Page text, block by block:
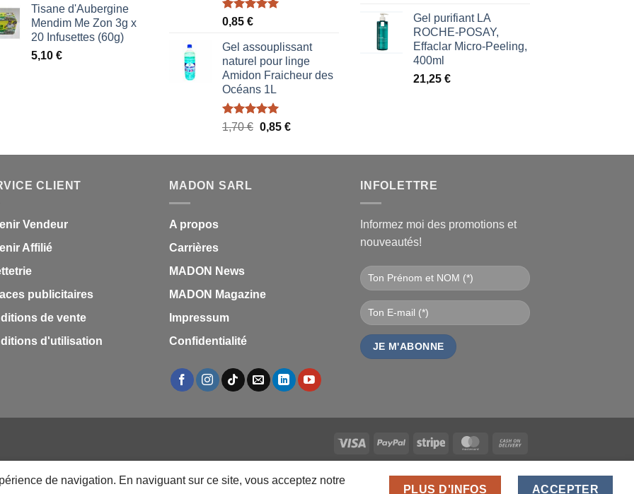
initial
était :
1,87 €.
actuel
est :
1,53 €.
Tisane d'Aubergine
Mendim Me Zon 3g x
20 Infusettes (60g)
5,10 €
Note5.00
0,85 €
Gel assouplissant
naturel pour linge
Amidon Fraicheur des
Océans 1L
Note5.00
1,70€ Le
initial
0,85 €Le
actuel
Gel purifiant LA
ROCHE-POSAY,
Effaclar Micro-Peeling,
400ml
21,25 €
CLIENT
Vendeur
Affilié
publicitaires
de vente
d'utilisation
MADON SARL
A propos
Carrières
MADON News
MADON Magazine
Impressum
Confidentialité
INFOLETTRE
Informez moi des promotions et
nouveautés!
Visa PayPal Stripe MasterCard
Delivery
FÊTE DES MÈRES 31 MAI 2026 CAMEROUN PASS LIVRAISON & SERVICE
de navigation. En naviguant sur ce site, vous acceptez notre
PLUS D'INFOS ACCEPTER